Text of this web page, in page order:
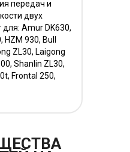
передач и
двух
Аmur DK630,
HZM 930, Bull
ZL30, Laigong
Shanlin ZL30,
Frontal 250,